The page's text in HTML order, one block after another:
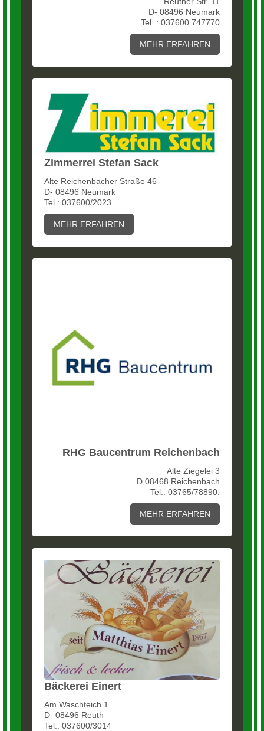
D- 08496 Neumark
Tel..: 037600 747770
MEHR ERFAHREN
Zimmerrei Stefan Sack
Alte Reichenbacher Straße 46
D- 08496 Neumark
Tel.: 037600/2023
MEHR ERFAHREN
RHG Baucentrum Reichenbach
Alte Ziegelei 3
D 08468 Reichenbach
Tel.: 03765/78890.
MEHR ERFAHREN
Bäckerei Einert
Am Waschteich 1
D- 08496 Reuth
Tel.: 037600/3014